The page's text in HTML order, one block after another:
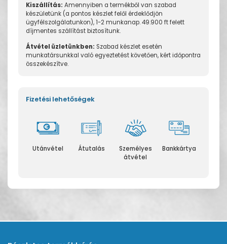
Kiszállítás: Amennyiben a termékből van szabad
készületünk (a pontos készlet felől érdeklődjön
ügyfélszolgálatunkon), 1-2 munkanap. 49.900 ft felett
díjmentes szállítást biztosítunk.
Átvétel üzletünkben: Szabad készlet esetén
munkatársunkkal való egyeztetést követően, kért időpontra
összekészítve.
Fizetési lehetőségek
Utánvétel Átutalás
Személyes
átvétel
Bankkártya